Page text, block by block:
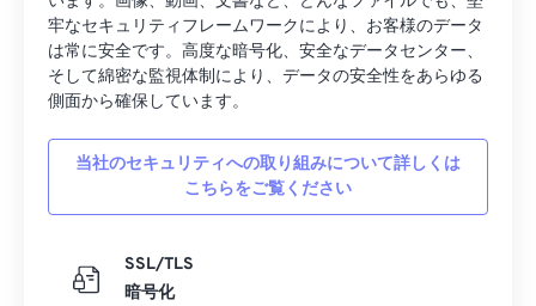
牢なセキュリティフレームワークにより、お客様のデータ
は常に安全です。高度な暗号化、安全なデータセンター、
そして綿密な監視体制により、データの安全性をあらゆる
側面から確保しています。
当社のセキュリティへの取り組みについて詳しくは
こちらをご覧ください
SSL/TLS
暗号化